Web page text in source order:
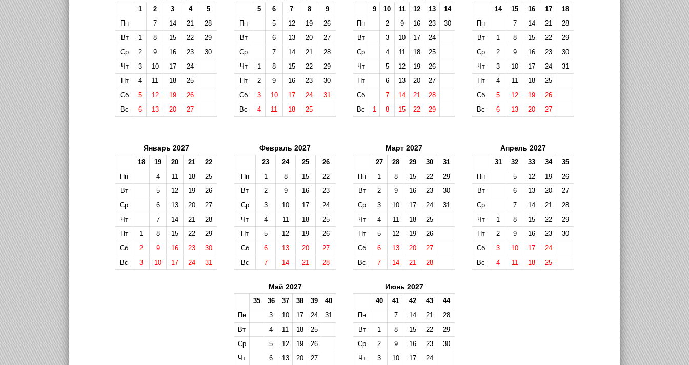
1 2 3 4
5
Пн
7 14 21
28
Вт
1 8 15 22
29
Ср
2 9 16 23
30
Чт
3 10 17
24
Пт
4 11 18
25
Сб
5 12 19
26
Вс
6 13 20 27
5 6 7 8
9
Пн
5 12 19
26
Вт
6 13 20
27
Ср
7 14 21
28
Чт
1 8 15 22
29
Пт
2 9 16 23
30
Сб
3 10 17 24
31
Вс
4 11 18 25
9 10 11 12 13
14
Пн
2 9 16 23
30
Вт
3 10 17
24
Ср
4 11 18
25
Чт
5 12 19
26
Пт
6 13 20
27
Сб
7 14 21
28
Вс
1 8 15 22 29
14 15 16 17
18
Пн
7 14 21
28
Вт
1 8 15 22
29
Ср
2 9 16 23
30
Чт
3 10 17 24
31
Пт
4 11 18
25
Сб
5 12 19
26
Вс
6 13 20 27
Январь 2027
18 19 20 21
22
Пн
4 11 18
25
Вт
5 12 19
26
Ср
6 13 20
27
Чт
7 14 21
28
Пт
1 8 15 22
29
Сб
2 9 16 23
30
Вс
3 10 17 24 31
Февраль 2027
23 24 25
26
Пн
1 8 15
22
Вт
2 9 16
23
Ср
3 10 17
24
Чт
4 11 18
25
Пт
5 12 19
26
Сб
6 13 20
27
Вс
7 14 21 28
Март 2027
27 28 29 30
31
Пн
1 8 15 22
29
Вт
2 9 16 23
30
Ср
3 10 17 24
31
Чт
4 11 18
25
Пт
5 12 19
26
Сб
6 13 20
27
Вс
7 14 21 28
Апрель 2027
31 32 33 34
35
Пн
5 12 19
26
Вт
6 13 20
27
Ср
7 14 21
28
Чт
1 8 15 22
29
Пт
2 9 16 23
30
Сб
3 10 17
24
Вс
4 11 18 25
Май 2027
35 36 37 38 39
40
Пн
3 10 17 24
31
Вт
4 11 18
25
Ср
5 12 19
26
Чт
6 13 20 27
Июнь 2027
40 41 42 43
44
Пн
7 14 21
28
Вт
1 8 15 22
29
Ср
2 9 16 23
30
Чт
3 10 17 24